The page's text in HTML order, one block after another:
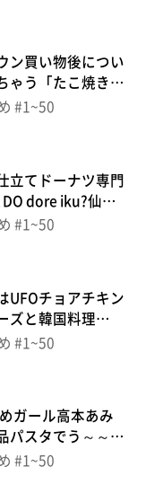
ください。
合があります。
いる場合がありま
ン買い物後につい
ゃう「たこ焼き海
や」（若林区若
#1~50
立てドーナツ専門
DO dore iku?仙台
太白区あすと長
#1~50
UFOチョアチキン
ズと韓国料理
（青葉区中央）
#1~50
ガール高本あみ
パスタでう～～ん
」（太白区長
#1~50